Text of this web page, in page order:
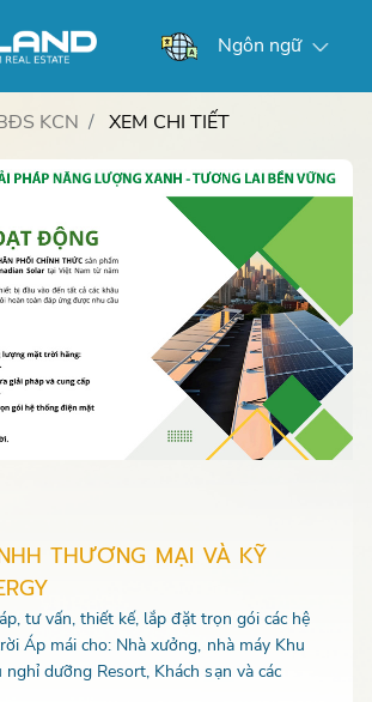
Ngôn ngữ
KCN XEM CHI TIẾT
THƯƠNG MẠI VÀ KỸ
tư vấn, thiết kế, lắp đặt trọn gói các hệ
Áp mái cho: Nhà xưởng, nhà máy Khu
dưỡng Resort, Khách sạn và các